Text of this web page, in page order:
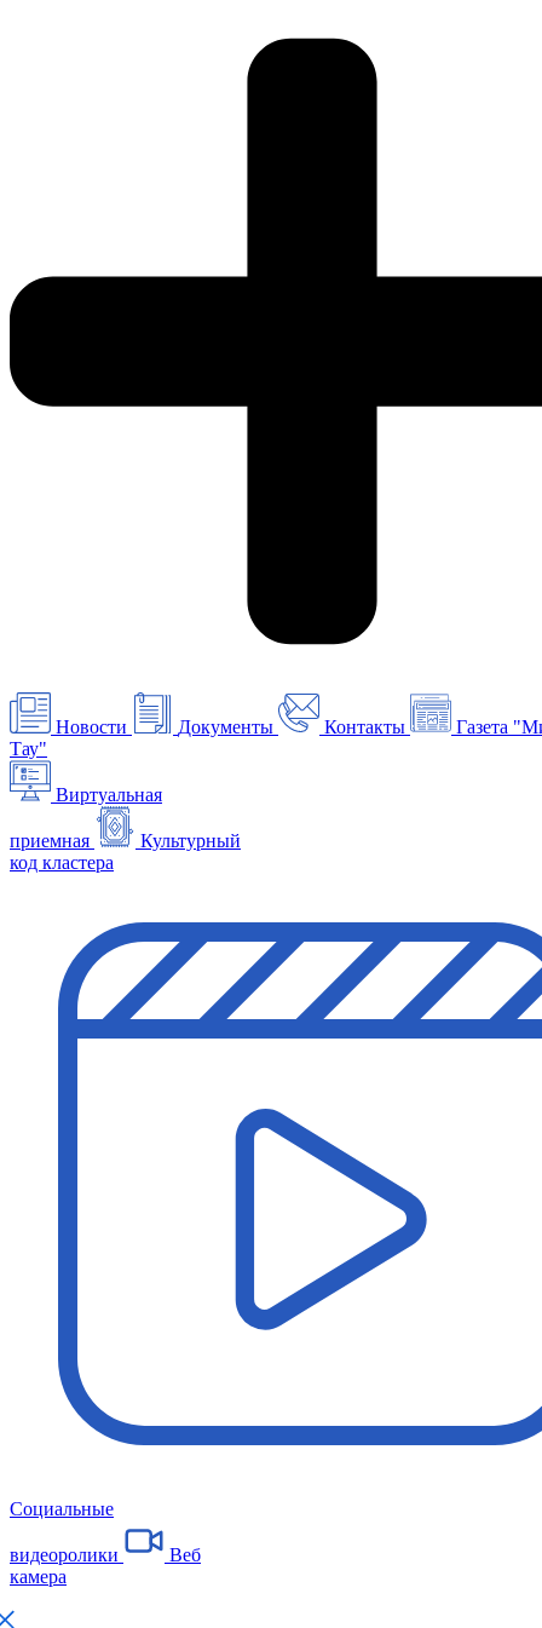
Новости Документы Контакты
Газета
Тау"
Виртуальная
приемная
Культурный
код кластера
Социальные
видеоролики
Веб
камера